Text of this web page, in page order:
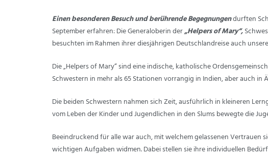
Einen besonderen Besuch und berührende Begegnungendurften
September erfahren: Die Generaloberin der„Helpers of Mary“,
besuchten im Rahmen ihrer diesjährigen Deutschlandreise auch
Die „Helpers of Mary“ sind eine indische, katholische
Schwestern in mehr als 65 Stationen vorrangig in Indien, aber auch in
Die beiden Schwestern nahmen sich Zeit, ausführlich in kleineren
vom Leben der Kinder und Jugendlichen in den Slums bewegte die
Beeindruckend für alle war auch, mit welchem gelassenen Vertrauen
wichtigen Aufgaben widmen. Dabei stellen sie ihre individuellen